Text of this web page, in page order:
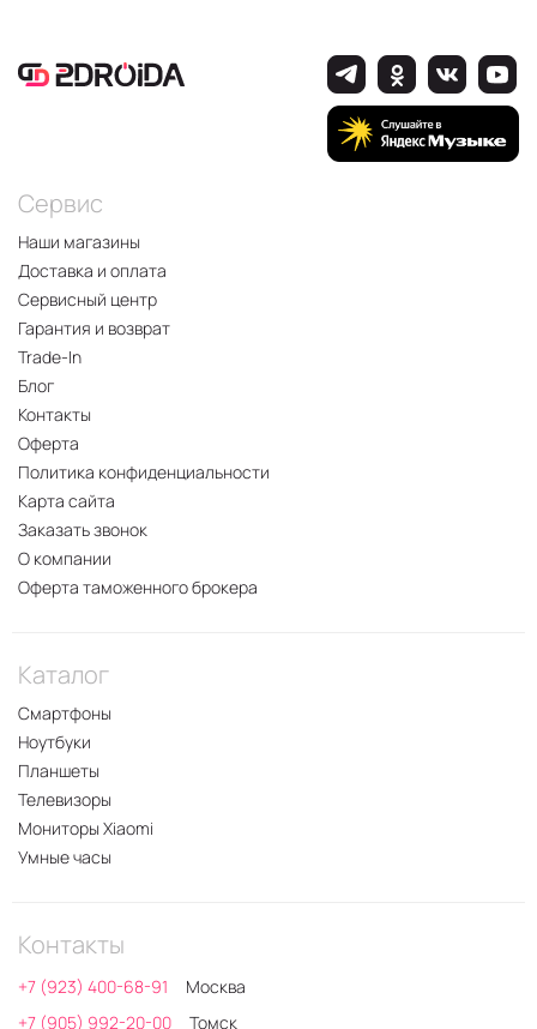
Сервис
Наши магазины
Доставка и оплата
Сервисный центр
Гарантия и возврат
Trade-In
Блог
Контакты
Оферта
Политика конфиденциальности
Карта сайта
Заказать звонок
О компании
Оферта таможенного брокера
Каталог
Смартфоны
Ноутбуки
Планшеты
Телевизоры
Мониторы Xiaomi
Умные часы
Контакты
+7 (923) 400-68-91
Москва
+7 (905) 992-20-00
Томск